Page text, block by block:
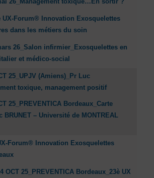
UX-Forum® Innovation Exosquelettes
dans les métiers du soin
26_Salon infirmier_Exosquelettes en
et médico-social
25_UPJV (Amiens)_Pr Luc
toxique, management positif
25_PREVENTICA Bordeaux_Carte
BRUNET – Université de MONTREAL
Forum® Innovation Exosquelettes
OCT 25_PREVENTICA Bordeaux_23è UX